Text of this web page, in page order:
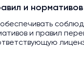
и нормативов
и правил